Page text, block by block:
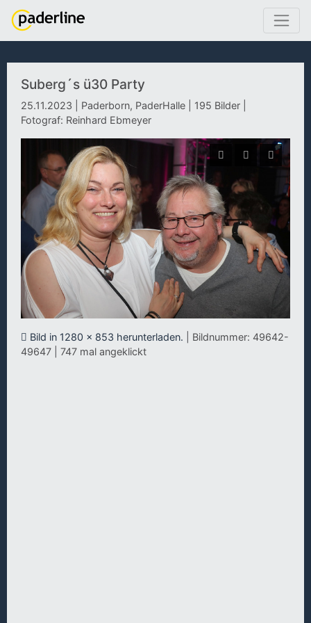
Suberg´s ü30 Party
25.11.2023 | Paderborn, PaderHalle | 195 Bilder |
Fotograf: Reinhard Ebmeyer
Bild in 1280 x 853 herunterladen.
| Bildnummer: 49642-
49647 | 747 mal angeklickt